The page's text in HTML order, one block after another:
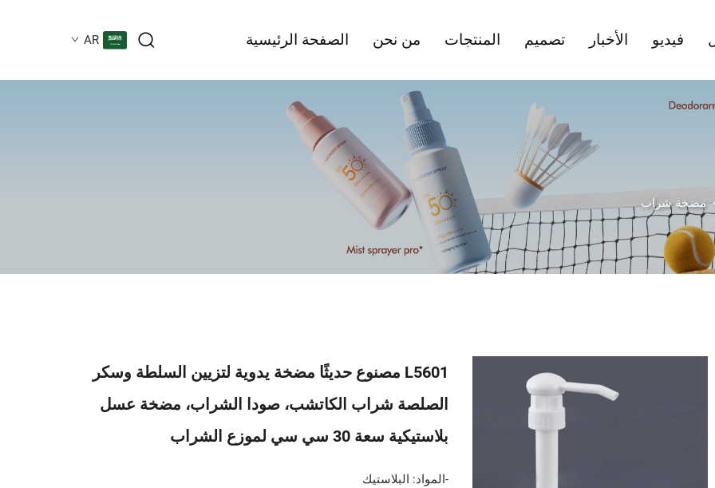
الصفحة الرئيسية من نحن المنتجات تصميم الأخبار فيديو AR
مضخة شراب
L5601 مصنوع حديثًا مضخة يدوية لتزيين السلطة وسكر
الصلصة شراب الكاتشب، صودا الشراب، مضخة عسل
بلاستيكية سعة 30 سي سي لموزع الشراب
-المواد: البلاستيك